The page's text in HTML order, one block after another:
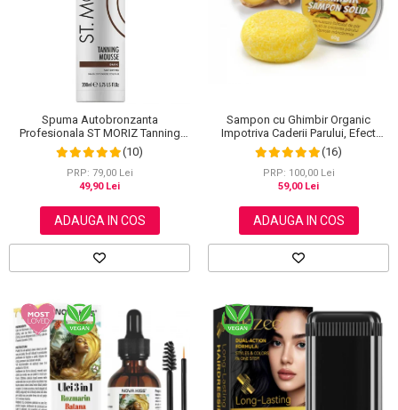
Scrub / Balsam de buze
Netestate pe Animale
Spuma Autobronzanta
Profesionala ST MORIZ Tanning
Mousse, Efect instant, Dark, 200 ml
(10)
PRP: 79,00 Lei
49,90 Lei
ADAUGA IN COS
Sampon cu Ghimbir Organic
Impotriva Caderii Parului, Efect
Regenerator, 100% Natural, NOVA
KISS® 60 g
(16)
PRP: 100,00 Lei
59,00 Lei
ADAUGA IN COS